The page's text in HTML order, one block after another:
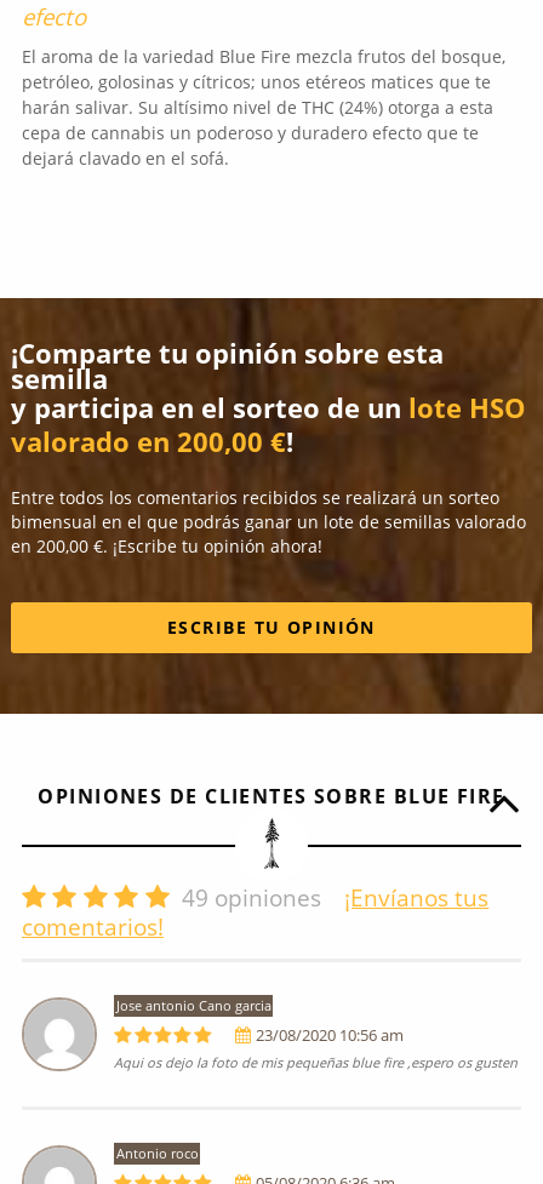
efecto
El aroma de la variedad Blue Fire mezcla frutos del bosque,
petróleo, golosinas y cítricos; unos etéreos matices que te
harán salivar. Su altísimo nivel de THC (24%) otorga a esta
cepa de cannabis un poderoso y duradero efecto que te
dejará clavado en el sofá.
¡Comparte tu opinión sobre esta
semilla
y participa en el sorteo de un lote HSO
valorado en 200,00 €!
Entre todos los comentarios recibidos se realizará un sorteo
bimensual en el que podrás ganar un lote de semillas valorado
en 200,00 €. ¡Escribe tu opinión ahora!
ESCRIBE TU OPINIÓN
OPINIONES DE CLIENTES SOBRE BLUE FIRE
49 opiniones
¡Envíanos tus
comentarios!
Jose antonio Cano garcia
23/08/2020 10:56 am
Aqui os dejo la foto de mis pequeñas blue fire ,espero os gusten
Antonio roco